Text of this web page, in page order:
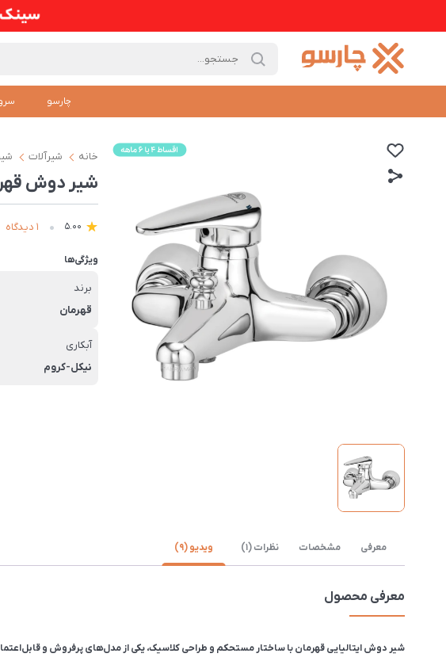
چارسو
خانه شیرآلات
شیر دوش
5.00 1 دیدگاه
ویژگی‌ها
برند
قهرمان
آبکاری
نیکل-کروم
معرفی مشخصات نظرات (1) ویدیو (9)
معرفی محصول
شیر دوش ایتالیایی قهرمان با ساختار مستحکم و طراحی کلاسیک، یکی از مدل‌های پرفروش و قابل‌اعتماد این برند در ۱۰